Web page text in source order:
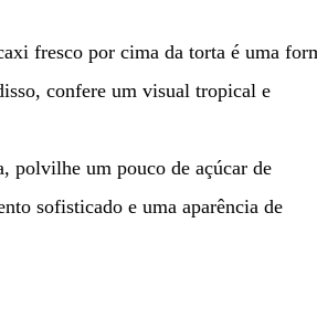
fresco por cima da torta é uma
confere um visual tropical e
polvilhe um pouco de açúcar de
sofisticado e uma aparência de